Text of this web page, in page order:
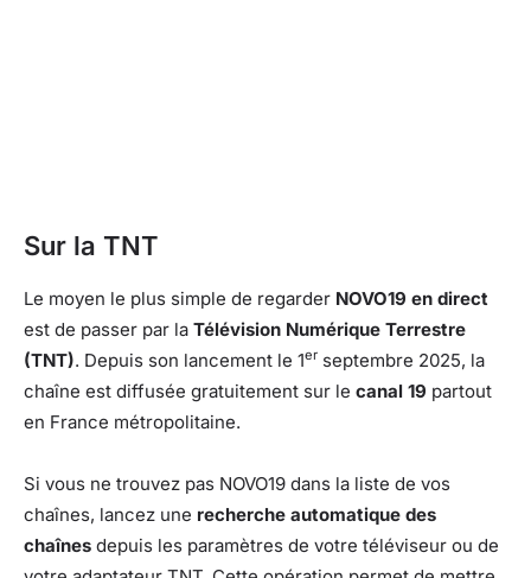
Sur la TNT
Le moyen le plus simple de regarder NOVO19 en direct
est de passer par la Télévision Numérique Terrestre
(TNT). Depuis son lancement le 1er septembre 2025, la
chaîne est diffusée gratuitement sur le canal 19 partout
en France métropolitaine.
Si vous ne trouvez pas NOVO19 dans la liste de vos
chaînes, lancez une recherche automatique des
chaînes depuis les paramètres de votre téléviseur ou de